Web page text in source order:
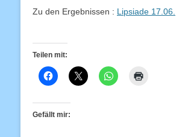
Zu den Ergebnissen : Lipsiade 17.06.
Teilen mit:
Gefällt mir: